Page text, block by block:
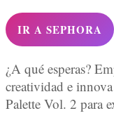
IR A SEPHORA
¿A qué esperas?
creatividad e
Palette Vol. 2 para